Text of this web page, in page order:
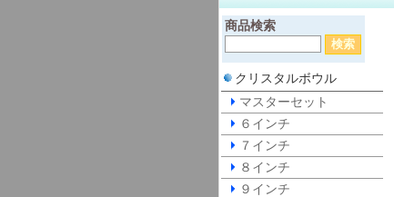
商品検索
クリスタルボウル
マスターセット
６インチ
７インチ
８インチ
９インチ